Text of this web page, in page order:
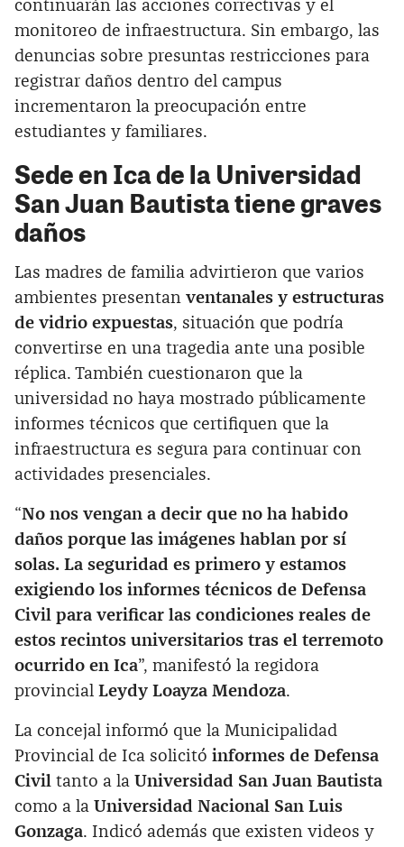
continuarán las acciones correctivas y el
monitoreo de infraestructura. Sin embargo, las
denuncias sobre presuntas restricciones para
registrar daños dentro del campus
incrementaron la preocupación entre
estudiantes y familiares.
Sede en Ica de la Universidad
San Juan Bautista tiene graves
daños
Las madres de familia advirtieron que varios
ambientes presentan ventanales y estructuras
de vidrio expuestas, situación que podría
convertirse en una tragedia ante una posible
réplica. También cuestionaron que la
universidad no haya mostrado públicamente
informes técnicos que certifiquen que la
infraestructura es segura para continuar con
actividades presenciales.
“No nos vengan a decir que no ha habido
daños porque las imágenes hablan por sí
solas. La seguridad es primero y estamos
exigiendo los informes técnicos de Defensa
Civil para verificar las condiciones reales de
estos recintos universitarios tras el terremoto
ocurrido en Ica”, manifestó la regidora
provincial Leydy Loayza Mendoza.
La concejal informó que la Municipalidad
Provincial de Ica solicitó informes de Defensa
Civil tanto a la Universidad San Juan Bautista
como a la Universidad Nacional San Luis
Gonzaga. Indicó además que existen videos y